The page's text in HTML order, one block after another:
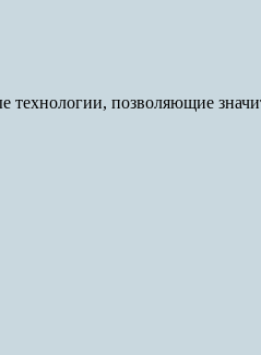
позволяющие